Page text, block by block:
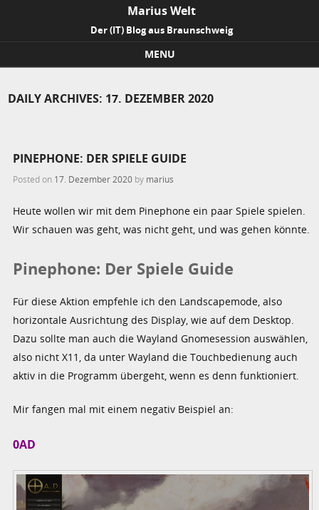
Marius Welt
Der (IT) Blog aus Braunschweig
MENU
DAILY ARCHIVES: 17. DEZEMBER 2020
PINEPHONE: DER SPIELE GUIDE
Posted on 17. Dezember 2020 by marius
Heute wollen wir mit dem Pinephone ein paar Spiele spielen.
Wir schauen was geht, was nicht geht, und was gehen könnte.
Pinephone: Der Spiele Guide
Für diese Aktion empfehle ich den Landscapemode, also
horizontale Ausrichtung des Display, wie auf dem Desktop.
Dazu sollte man auch die Wayland Gnomesession auswählen,
also nicht X11, da unter Wayland die Touchbedienung auch
aktiv in die Programm übergeht, wenn es denn funktioniert.
Mir fangen mal mit einem negativ Beispiel an:
0AD